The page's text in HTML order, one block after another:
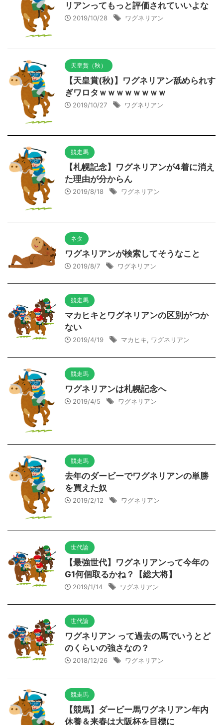
リアンってもっと評価されていいよな
2019/10/28 ワグネリアン
天皇賞（秋）
【天皇賞(秋)】ワグネリアン舐められす
ぎワロタｗｗｗｗｗｗｗｗ
2019/10/27 ワグネリアン
競走馬
【札幌記念】ワグネリアンが4着に消え
た理由が分からん
2019/8/18 ワグネリアン
ネタ
ワグネリアンが検索してそうなこと
2019/8/7 ワグネリアン
競走馬
マカヒキとワグネリアンの区別がつか
ない
2019/4/19 マカヒキ, ワグネリアン
競走馬
ワグネリアンは札幌記念へ
2019/4/5 ワグネリアン
競走馬
去年のダービーでワグネリアンの単勝
を買えた奴
2019/2/12 ワグネリアン
世代論
【最強世代】ワグネリアンって今年の
G1何個取るかね？【総大将】
2019/1/14 ワグネリアン
世代論
ワグネリアン って過去の馬でいうとど
のくらいの強さなの？
2018/12/26 ワグネリアン
競走馬
【競馬】ダービー馬ワグネリアン年内
休養＆来春は大阪杯を目標に